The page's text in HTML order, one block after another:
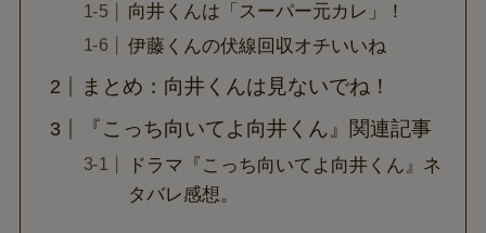
向井くんは「スーパー元カレ」！
伊藤くんの伏線回収オチいいね
まとめ：向井くんは見ないでね！
『こっち向いてよ向井くん』関連記事
ドラマ『こっち向いてよ向井くん』ネ
タバレ感想。